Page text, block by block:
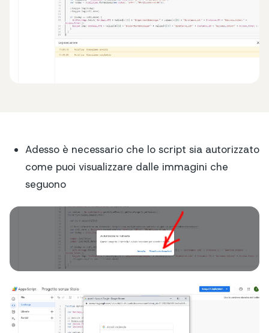
Adesso è necessario che lo script sia autorizzato
come puoi visualizzare dalle immagini che
seguono